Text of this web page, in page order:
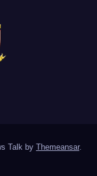
Talk by Themeansar.